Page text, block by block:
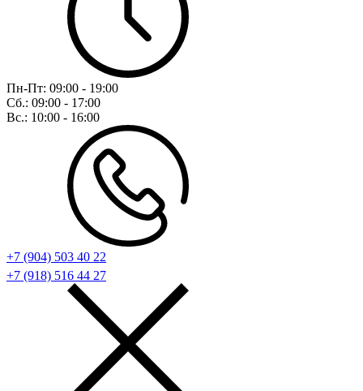
Пн-Пт: 09:00 - 19:00
Сб.: 09:00 - 17:00
Вс.: 10:00 - 16:00
+7 (904) 503 40 22
+7 (918) 516 44 27